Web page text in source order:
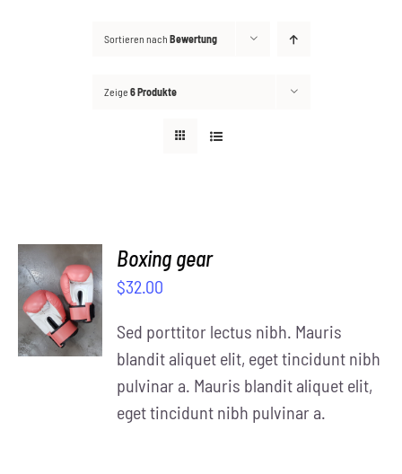
Sortieren nach Bewertung
Zeige 6 Produkte
SELECT
OPTIONS
/
DETAILS
Boxing gear
$32.00
Sed porttitor lectus nibh. Mauris
blandit aliquet elit, eget tincidunt nibh
pulvinar a. Mauris blandit aliquet elit,
eget tincidunt nibh pulvinar a.